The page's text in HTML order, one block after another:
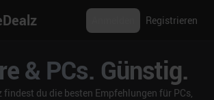
Registrieren
& PCs. Günstig.
du die besten Empfehlungen für PCs,